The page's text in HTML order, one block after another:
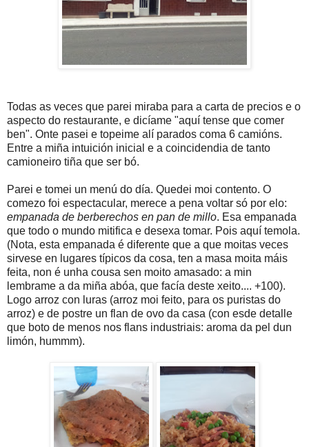
Todas as veces que parei miraba para a carta de precios e o
aspecto do restaurante, e dicíame "aquí tense que comer
ben". Onte pasei e topeime alí parados coma 6 camións.
Entre a miña intuición inicial e a coincidendia de tanto
camioneiro tiña que ser bó.
Parei e tomei un menú do día. Quedei moi contento. O
comezo foi espectacular, merece a pena voltar só por elo:
empanada de berberechos en pan de millo. Esa empanada
que todo o mundo mitifica e desexa tomar. Pois aquí temola.
(Nota, esta empanada é diferente que a que moitas veces
sirvese en lugares típicos da cosa, ten a masa moita máis
feita, non é unha cousa sen moito amasado: a min
lembrame a da miña abóa, que facía deste xeito.... +100).
Logo arroz con luras (arroz moi feito, para os puristas do
arroz) e de postre un flan de ovo da casa (con esde detalle
que boto de menos nos flans industriais: aroma da pel dun
limón, hummm).